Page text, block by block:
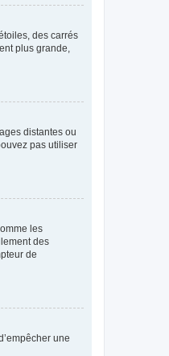
des carrés
plus grande,
distantes ou
pas utiliser
les
des
de
une